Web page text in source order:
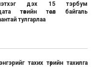
дэх 15 тэрбум
төвийн төсөл байгаль
тулгарлаа
тахих төрийн тахилга